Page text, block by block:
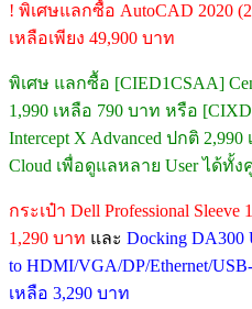
! พิเศษแลกซื้อ AutoCAD 2020
เหลือเพียง 49,900 บาท
พิเศษ แลกซื้อ [CIED1CSAA]
1,990 เหลือ 790 บาท หรือ
Intercept X Advanced ปกติ
Cloud เพื่อดูแลหลาย User ได้ทั้ง
กระเป๋า Dell Professional
1,290 บาท และ Docking DA300
to HDMI/VGA/DP/Ethernet/
เหลือ 3,290 บาท